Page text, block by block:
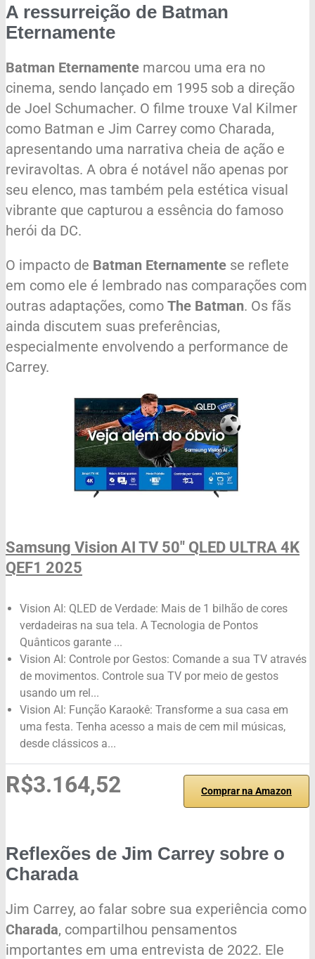
A ressurreição de Batman
Eternamente
Batman Eternamente marcou uma era no
cinema, sendo lançado em 1995 sob a direção
de Joel Schumacher. O filme trouxe Val Kilmer
como Batman e Jim Carrey como Charada,
apresentando uma narrativa cheia de ação e
reviravoltas. A obra é notável não apenas por
seu elenco, mas também pela estética visual
vibrante que capturou a essência do famoso
herói da DC.
O impacto de Batman Eternamente se reflete
em como ele é lembrado nas comparações com
outras adaptações, como The Batman. Os fãs
ainda discutem suas preferências,
especialmente envolvendo a performance de
Carrey.
Samsung Vision AI TV 50" QLED ULTRA 4K
QEF1 2025
Vision AI: QLED de Verdade: Mais de 1 bilhão de cores
verdadeiras na sua tela. A Tecnologia de Pontos
Quânticos garante ...
Vision AI: Controle por Gestos: Comande a sua TV através
de movimentos. Controle sua TV por meio de gestos
usando um rel...
Vision AI: Função Karaokê: Transforme a sua casa em
uma festa. Tenha acesso a mais de cem mil músicas,
desde clássicos a...
R$3.164,52 Comprar na Amazon
Reflexões de Jim Carrey sobre o
Charada
Jim Carrey, ao falar sobre sua experiência como
Charada, compartilhou pensamentos
importantes em uma entrevista de 2022. Ele